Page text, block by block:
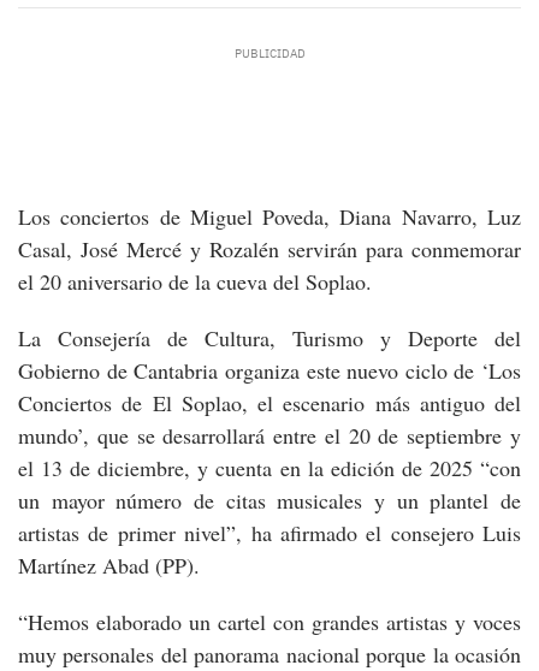
Los conciertos de Miguel Poveda, Diana Navarro, Luz
Casal, José Mercé y Rozalén servirán para conmemorar
el 20 aniversario de la cueva del Soplao.
La Consejería de Cultura, Turismo y Deporte del
Gobierno de Cantabria organiza este nuevo ciclo de ‘Los
Conciertos de El Soplao, el escenario más antiguo del
mundo’, que se desarrollará entre el 20 de septiembre y
el 13 de diciembre, y cuenta en la edición de 2025 “con
un mayor número de citas musicales y un plantel de
artistas de primer nivel”, ha afirmado el consejero Luis
Martínez Abad (PP).
“Hemos elaborado un cartel con grandes artistas y voces
muy personales del panorama nacional porque la ocasión